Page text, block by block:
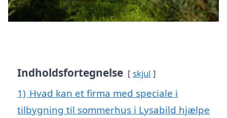
Indholdsfortegnelse skjul
1) Hvad kan et firma med speciale i
tilbygning til sommerhus i Lysabild hjælpe